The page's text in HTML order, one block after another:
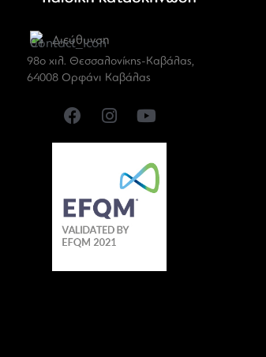
Διεύθυνση
98ο χιλ. Θεσσαλονίκης-Καβάλας,
64008 Ορφάνι Καβάλας